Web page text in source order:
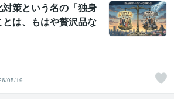
策という名の「独身
は、もはや贅沢品な
05/19